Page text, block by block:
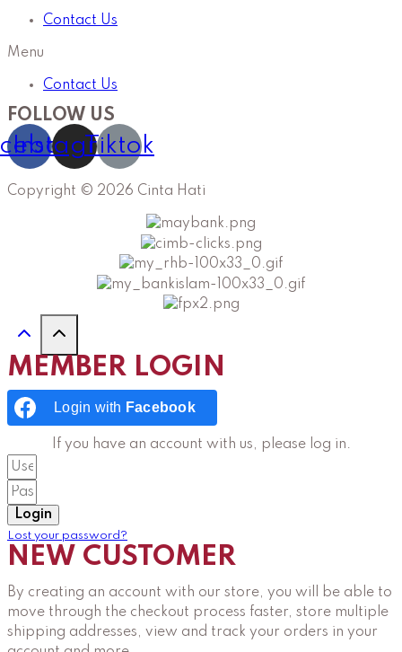
Contact Us
Menu
Contact Us
FOLLOW US
Instagram
Tiktok
Copyright © 2026 Cinta Hati
MEMBER LOGIN
Login with Facebook
If you have an account with us, please log in.
Login
Lost your password?
NEW CUSTOMER
By creating an account with our store, you will be able to
move through the checkout process faster, store multiple
shipping addresses, view and track your orders in your